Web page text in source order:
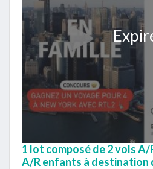
1 lot composé de 2 vols
A/R enfants à destination